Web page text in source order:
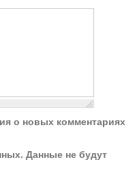
о новых комментариях
Данные не будут